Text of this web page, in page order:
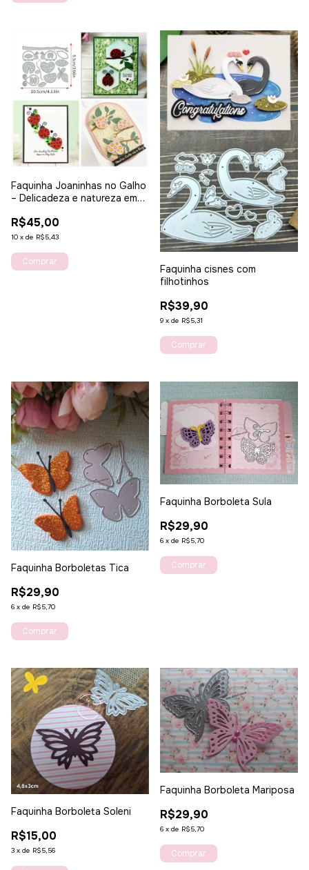
Faquinha Joaninhas no Galho
– Delicadeza e natureza em
R$45,00
10 x de R$5,43
Faquinha cisnes com
filhotinhos
R$39,90
9 x de R$5,31
Faquinha Borboletas Tica
R$29,90
6 x de R$5,70
Faquinha Borboleta Sula
R$29,90
6 x de R$5,70
Faquinha Borboleta Soleni
R$15,00
3 x de R$5,56
Faquinha Borboleta Mariposa
R$29,90
6 x de R$5,70